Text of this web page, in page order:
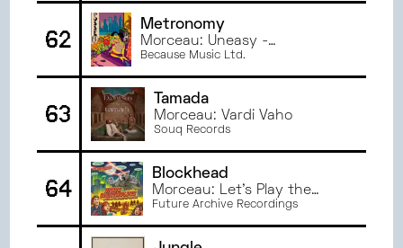
62
Metronomy
Morceau: Uneasy -
Metronomy x spill tab
Because Music Ltd.
63
Tamada
Morceau: Vardi Vaho
Souq Records
64
Blockhead
Morceau: Let's Play the
Feud!
Future Archive Recordings